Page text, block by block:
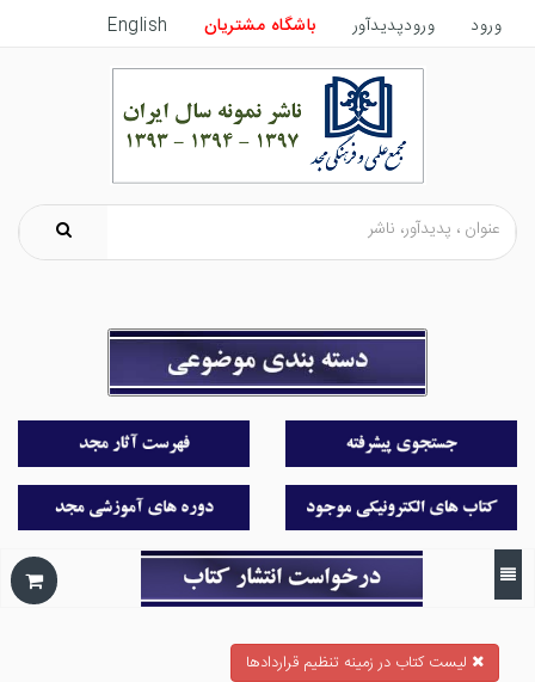
ورود ورودپدیدآور باشگاه مشتریان English
ليست كتاب در زمينه تنظيم قراردادها